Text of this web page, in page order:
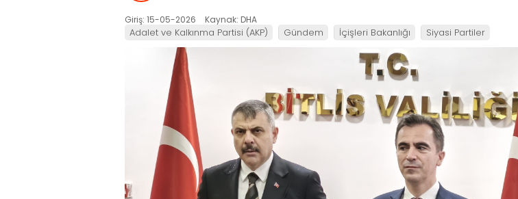
Giriş: 15-05-2026 Kaynak: DHA
Adalet ve Kalkınma Partisi (AKP) Gündem İçişleri Bakanlığı Siyasi Partiler